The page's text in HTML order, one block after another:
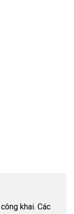
khai. Các